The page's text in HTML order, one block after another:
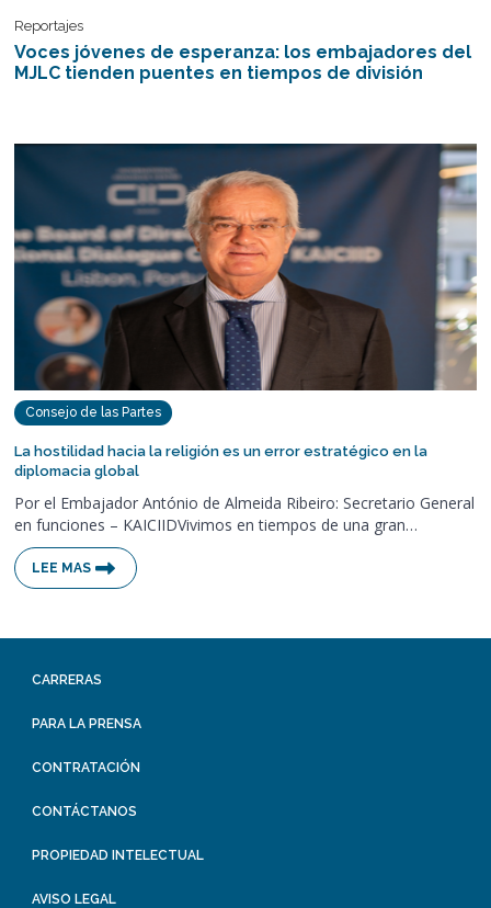
Reportajes
Voces jóvenes de esperanza: los embajadores del
MJLC tienden puentes en tiempos de división
Consejo de las Partes
La hostilidad hacia la religión es un error estratégico en la
diplomacia global
Por el Embajador António de Almeida Ribeiro: Secretario General
en funciones – KAICIIDVivimos en tiempos de una gran…
LEE MAS
CARRERAS
PARA LA PRENSA
CONTRATACIÓN
CONTÁCTANOS
PROPIEDAD INTELECTUAL
AVISO LEGAL